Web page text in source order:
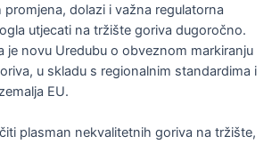
dolazi i važna regulatorna
utjecati na tržište goriva dugoročno.
je novu Uredubu o obveznom markiranju
u skladu s regionalnim standardima i
EU.
plasman nekvalitetnih goriva na tržište,